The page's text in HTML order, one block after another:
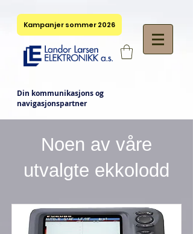
Kampanjer sommer 2026
Din kommunikasjons og
navigasjonspartner
Noen av våre
utvalgte ekkolodd